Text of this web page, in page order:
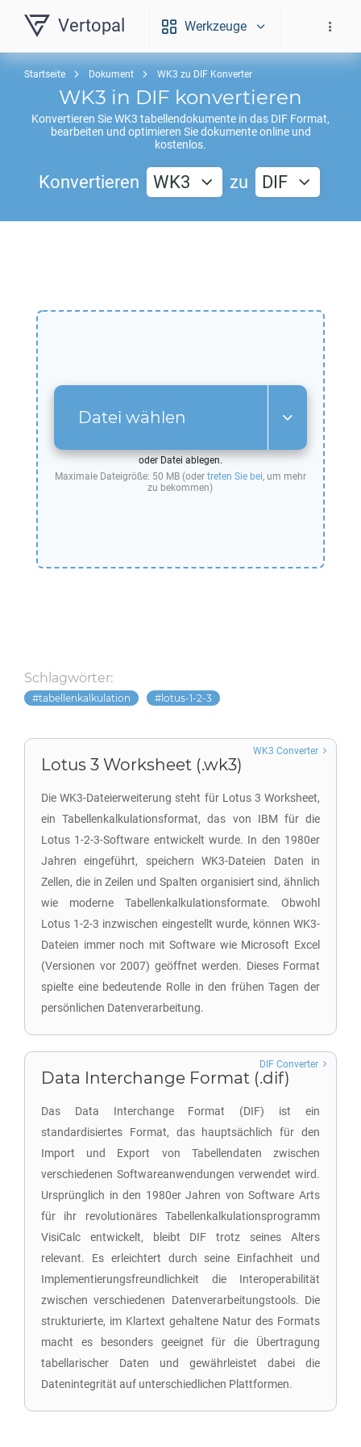
Vertopal Werkzeuge
Startseite Dokument WK3 zu DIF Konverter
WK3 in DIF konvertieren
Konvertieren SieWK3 tabellendokumente in das DIF Format,
bearbeiten und optimieren Sie dokumente online und
kostenlos.
Konvertieren WK3 zu DIF
Datei wählen
oder Datei ablegen.
Maximale Dateigröße: 50 MB (oder treten Sie bei, um mehr
zu bekommen)
Schlagwörter:
tabellenkalkulation lotus-1-2-3
Lotus 3 Worksheet (.wk3)
Die WK3-Dateierweiterung steht für Lotus 3 Worksheet,
ein Tabellenkalkulationsformat, das von IBM für die
Lotus 1-2-3-Software entwickelt wurde. In den 1980er
Jahren eingeführt, speichern WK3-Dateien Daten in
Zellen, die in Zeilen und Spalten organisiert sind, ähnlich
wie moderne Tabellenkalkulationsformate. Obwohl
Lotus 1-2-3 inzwischen eingestellt wurde, können WK3-
Dateien immer noch mit Software wie Microsoft Excel
(Versionen vor 2007) geöffnet werden. Dieses Format
spielte eine bedeutende Rolle in den frühen Tagen der
persönlichen Datenverarbeitung.
WK3 Converter
Data Interchange Format (.dif)
Das Data Interchange Format (DIF) ist ein
standardisiertes Format, das hauptsächlich für den
Import und Export von Tabellendaten zwischen
verschiedenen Softwareanwendungen verwendet wird.
Ursprünglich in den 1980er Jahren von Software Arts
für ihr revolutionäres Tabellenkalkulationsprogramm
VisiCalc entwickelt, bleibt DIF trotz seines Alters
relevant. Es erleichtert durch seine Einfachheit und
Implementierungsfreundlichkeit die Interoperabilität
zwischen verschiedenen Datenverarbeitungstools. Die
strukturierte, im Klartext gehaltene Natur des Formats
macht es besonders geeignet für die Übertragung
tabellarischer Daten und gewährleistet dabei die
Datenintegrität auf unterschiedlichen Plattformen.
DIF Converter